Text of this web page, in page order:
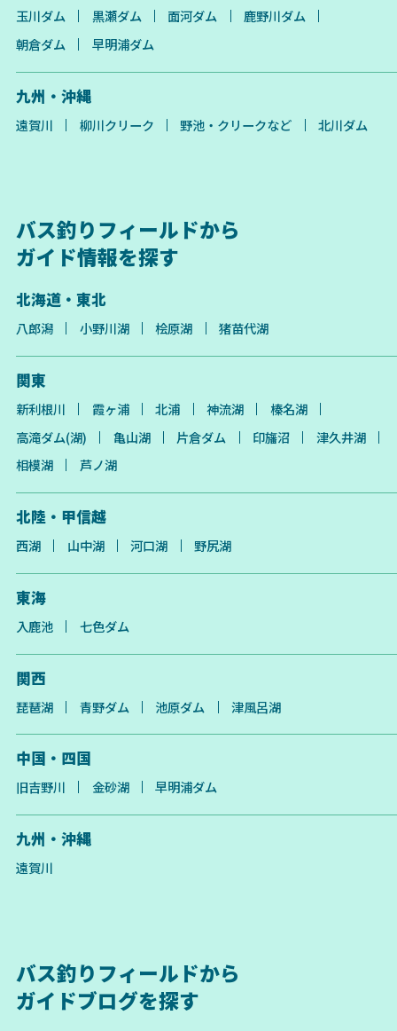
玉川ダム 黒瀬ダム 面河ダム
鹿野川ダム
朝倉ダム
早明浦ダム
九州・沖縄
遠賀川 柳川クリーク 野池・クリークなど 北川ダム
バス釣りフィールドから
ガイド情報を探す
北海道・東北
八郎潟 小野川湖 桧原湖 猪苗代湖
関東
新利根川 霞ヶ浦 北浦 神流湖
榛名湖
高滝ダム(湖)
亀山湖 片倉ダム 印旛沼
津久井湖
相模湖
芦ノ湖
北陸・甲信越
西湖 山中湖 河口湖 野尻湖
東海
入鹿池 七色ダム
関西
琵琶湖 青野ダム 池原ダム 津風呂湖
中国・四国
旧吉野川 金砂湖 早明浦ダム
九州・沖縄
遠賀川
バス釣りフィールドから
ガイドブログを探す